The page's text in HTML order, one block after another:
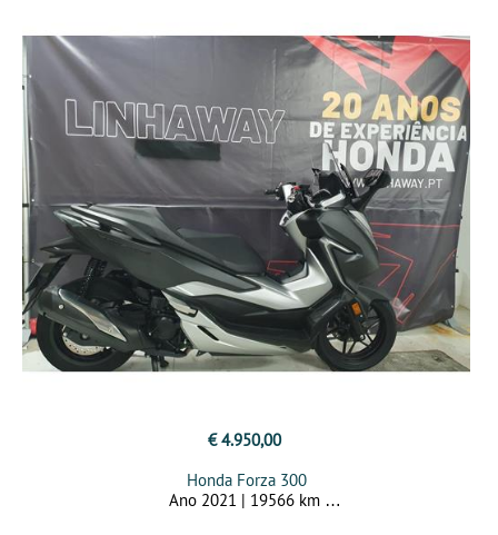
€ 4.950,00
Honda Forza 300
Ano 2021 | 19566 km